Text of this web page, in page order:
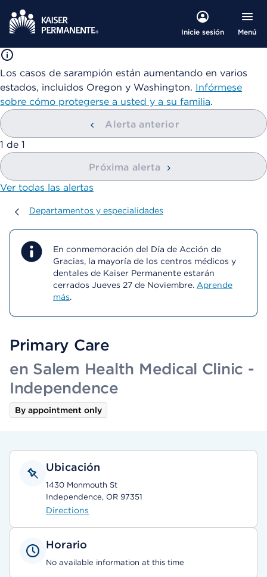
Inicie sesión Menú
Los casos de sarampión están aumentando en varios
estados, incluidos Oregon y Washington. Infórmese
sobre cómo protegerse a usted y a su familia.
Alerta anterior
mostrando
1 de 1
Próxima alerta
Ver todas las alertas
Departamentos y especialidades
Departamentos y especialidades
En conmemoración del Día de Acción de
Gracias, la mayoría de los centros médicos y
dentales de Kaiser Permanente estarán
cerrados Jueves 27 de Noviembre. Aprende
más.
Primary Care
en Salem Health Medical Clinic -
Independence
By appointment only
Ubicación
1430 Monmouth St
Independence, OR 97351
Directions
Horario
No available information at this time